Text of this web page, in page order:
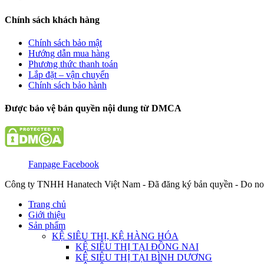
Chính sách khách hàng
Chính sách bảo mật
Hướng dẫn mua hàng
Phương thức thanh toán
Lắp đặt – vận chuyển
Chính sách bảo hành
Được bảo vệ bản quyền nội dung từ DMCA
Fanpage Facebook
Công ty TNHH Hanatech Việt Nam - Đã đăng ký bản quyền - Do
Trang chủ
Giới thiệu
Sản phẩm
KỆ SIÊU THỊ, KỆ HÀNG HÓA
KỆ SIÊU THỊ TẠI ĐỒNG NAI
KỆ SIÊU THỊ TẠI BÌNH DƯƠNG